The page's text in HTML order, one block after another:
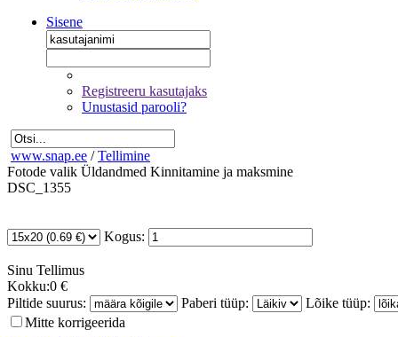
Sisene
Registreeru kasutajaks
Unustasid parooli?
www.snap.ee / Tellimine
Fotode valik Üldandmed Kinnitamine ja maksmine
DSC_1355
Kogus:
Sinu Tellimus
Kokku:0 €
Piltide suurus:
Paberi tüüp:
Lõike tüüp:
Mitte korrigeerida